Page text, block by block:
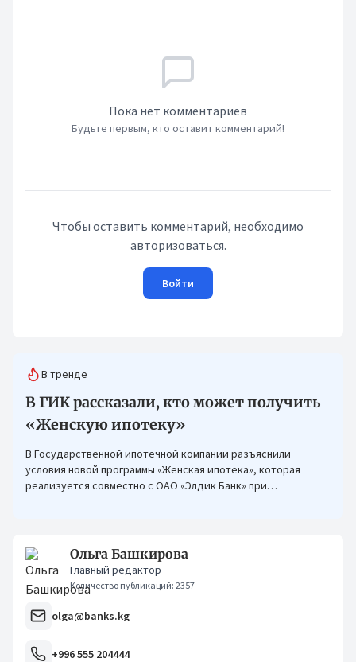
Пока нет комментариев
Будьте первым, кто оставит комментарий!
Чтобы оставить комментарий, необходимо
авторизоваться.
Войти
В тренде
В ГИК рассказали, кто может получить
«Женскую ипотеку»
В Государственной ипотечной компании разъяснили
условия новой программы «Женская ипотека», которая
реализуется совместно с ОАО «Элдик Банк» при
Ольга Башкирова
Главный редактор
Количество публикаций: 2357
olga@banks.kg
+996 555 204444